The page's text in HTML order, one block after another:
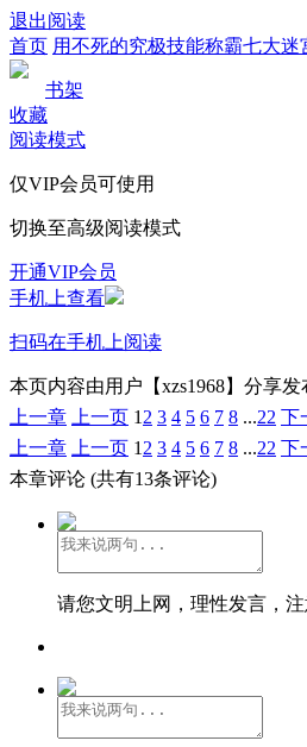
退出阅读
首页 用不死的究极技能称霸七大迷
书架
收藏
阅读模式
仅VIP会员可使用
切换至高级阅读模式
开通VIP会员
手机上查看
扫码在手机上阅读
本页内容由用户【xzs1968】分享发
上一章
上一页 1 2 3 4 5 6 7 8 ...22 下
上一章
上一页 1 2 3 4 5 6 7 8 ...22 下
本章评论 (共有13条评论)
请您文明上网，理性发言，